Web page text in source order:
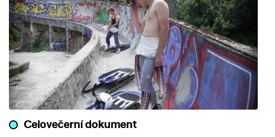
Celovečerní dokument